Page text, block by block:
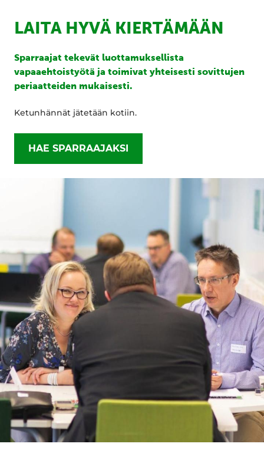
LAITA HYVÄ KIERTÄMÄÄN
Sparraajat tekevät luottamuksellista
vapaaehtoistyötä ja toimivat yhteisesti sovittujen
periaatteiden mukaisesti.
Ketunhännät jätetään kotiin.
HAE SPARRAAJAKSI